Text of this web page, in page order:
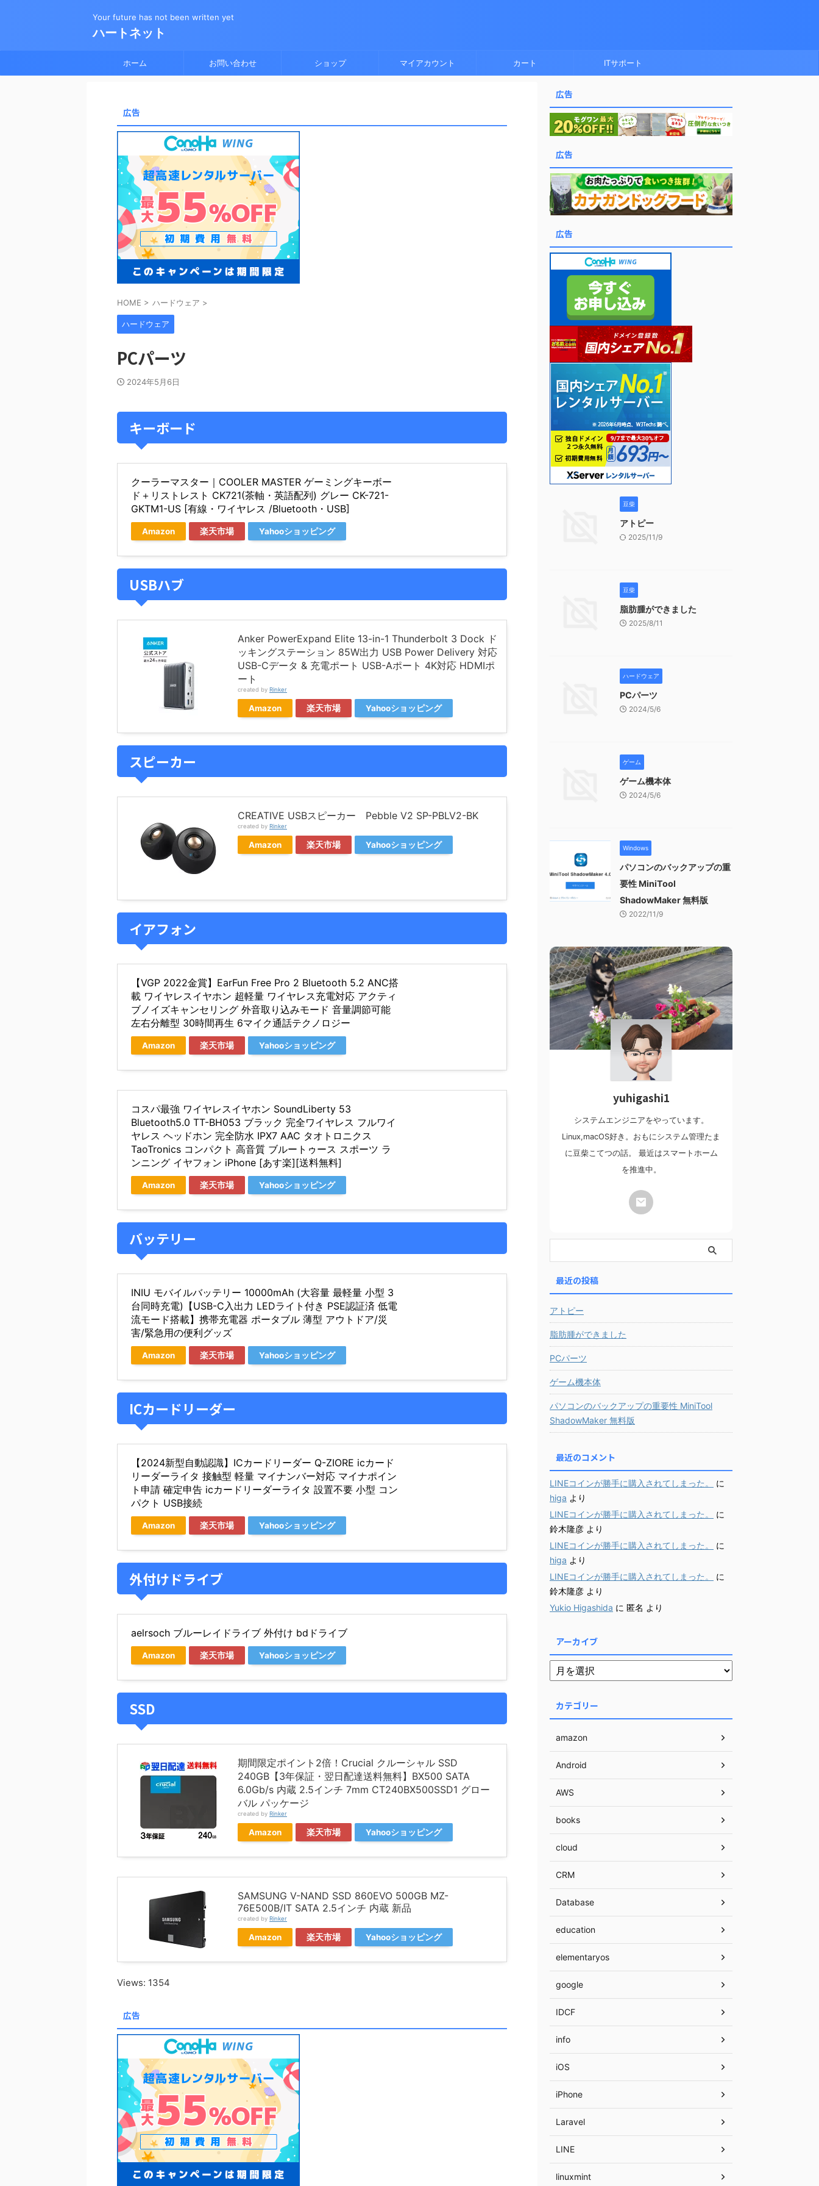
Your future has not been written yet
ハートネット
ホーム お問い合わせ ショップ マイアカウント カート ITサポート
広告
HOME > ハードウェア >
ハードウェア
PCパーツ
2024年5月6日
キーボード
クーラーマスター｜COOLER MASTER ゲーミングキーボー
ド＋リストレスト CK721(茶軸・英語配列) グレー CK-721-
GKTM1-US [有線・ワイヤレス /Bluetooth・USB]
Amazon 楽天市場 Yahooショッピング
USBハブ
Anker PowerExpand Elite 13-in-1 Thunderbolt 3 Dock ド
ッキングステーション 85W出力 USB Power Delivery 対応
USB-Cデータ & 充電ポート USB-Aポート 4K対応 HDMIポ
ート
created by Rinker
Amazon 楽天市場 Yahooショッピング
スピーカー
CREATIVE USBスピーカー Pebble V2 SP-PBLV2-BK
created by Rinker
Amazon 楽天市場 Yahooショッピング
イアフォン
【VGP 2022金賞】EarFun Free Pro 2 Bluetooth 5.2 ANC搭
載 ワイヤレスイヤホン 超軽量 ワイヤレス充電対応 アクティ
ブノイズキャンセリング 外音取り込みモード 音量調節可能
左右分離型 30時間再生 6マイク通話テクノロジー
Amazon 楽天市場 Yahooショッピング
コスパ最強 ワイヤレスイヤホン SoundLiberty 53
Bluetooth5.0 TT-BH053 ブラック 完全ワイヤレス フルワイ
ヤレス ヘッドホン 完全防水 IPX7 AAC タオトロニクス
TaoTronics コンパクト 高音質 ブルートゥース スポーツ ラ
ンニング イヤフォン iPhone [あす楽][送料無料]
Amazon 楽天市場 Yahooショッピング
バッテリー
INIU モバイルバッテリー 10000mAh (大容量 最軽量 小型 3
台同時充電)【USB-C入出力 LEDライト付き PSE認証済 低電
流モード搭載】携帯充電器 ポータブル 薄型 アウトドア/災
害/緊急用の便利グッズ
Amazon 楽天市場 Yahooショッピング
ICカードリーダー
【2024新型自動認識】ICカードリーダー Q-ZIORE icカード
リーダーライタ 接触型 軽量 マイナンバー対応 マイナポイン
ト申請 確定申告 icカードリーダーライタ 設置不要 小型 コン
パクト USB接続
Amazon 楽天市場 Yahooショッピング
外付けドライブ
aelrsoch ブルーレイドライブ 外付け bdドライブ
Amazon 楽天市場 Yahooショッピング
SSD
期間限定ポイント2倍！Crucial クルーシャル SSD
240GB【3年保証・翌日配達送料無料】BX500 SATA
6.0Gb/s 内蔵 2.5インチ 7mm CT240BX500SSD1 グロー
バル パッケージ
created by Rinker
Amazon 楽天市場 Yahooショッピング
SAMSUNG V-NAND SSD 860EVO 500GB MZ-
76E500B/IT SATA 2.5インチ 内蔵 新品
created by Rinker
Amazon 楽天市場 Yahooショッピング
Views: 1354
広告
広告
広告
広告
豆柴
アトピー
2025/11/9
豆柴
脂肪腫ができました
2025/8/11
ハードウェア
PCパーツ
2024/5/6
ゲーム
ゲーム機本体
2024/5/6
Windows
パソコンのバックアップの重
要性 MiniTool
ShadowMaker 無料版
2022/11/9
yuhigashi1
システムエンジニアをやっています。
Linux,macOS好き。おもにシステム管理たま
に豆柴こてつの話。 最近はスマートホーム
を推進中。
最近の投稿
アトピー
脂肪腫ができました
PCパーツ
ゲーム機本体
パソコンのバックアップの重要性 MiniTool
ShadowMaker 無料版
最近のコメント
LINEコインが勝手に購入されてしまった。
に
higa より
LINEコインが勝手に購入されてしまった。
に
鈴木隆彦 より
LINEコインが勝手に購入されてしまった。
に
higa より
LINEコインが勝手に購入されてしまった。
に
鈴木隆彦 より
Yukio Higashida に 匿名 より
アーカイブ
カテゴリー
amazon
Android
AWS
books
cloud
CRM
Database
education
elementaryos
google
IDCF
info
iOS
iPhone
Laravel
LINE
linuxmint